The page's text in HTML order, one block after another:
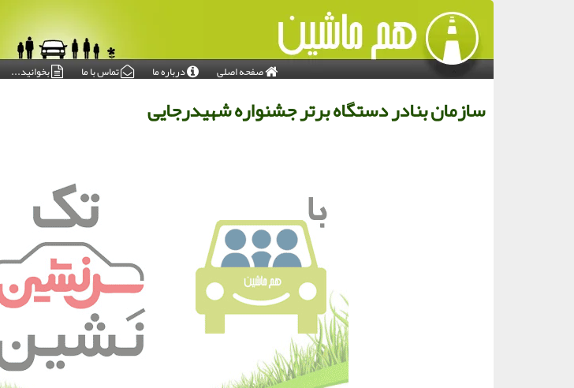
صفحه اصلی درباره ما تماس با ما بخوانید...
سازمان بنادر دستگاه برتر جشنواره شهیدرجایی